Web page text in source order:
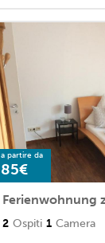
a partire da
85€
Ferienwohnung
2 Ospiti 1 Camera